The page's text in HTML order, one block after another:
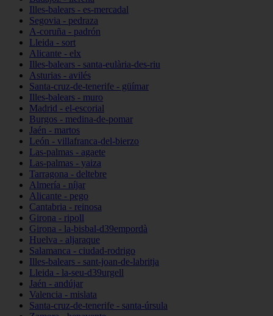
Illes-balears - es-mercadal
Segovia - pedraza
A-coruña - padrón
Lleida - sort
Alicante - elx
Illes-balears - santa-eulària-des-riu
Asturias - avilés
Santa-cruz-de-tenerife - güímar
Illes-balears - muro
Madrid - el-escorial
Burgos - medina-de-pomar
Jaén - martos
León - villafranca-del-bierzo
Las-palmas - agaete
Las-palmas - yaiza
Tarragona - deltebre
Almería - níjar
Alicante - pego
Cantabria - reinosa
Girona - ripoll
Girona - la-bisbal-d39empordà
Huelva - aljaraque
Salamanca - ciudad-rodrigo
Illes-balears - sant-joan-de-labritja
Lleida - la-seu-d39urgell
Jaén - andújar
Valencia - mislata
Santa-cruz-de-tenerife - santa-úrsula